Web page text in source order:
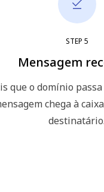
STEP 5
Mensagem
que o domínio
chega à
destinatário.